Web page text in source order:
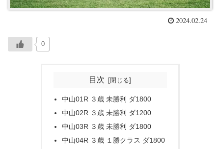
2024.02.24
0
目次
中山01R ３歳 未勝利 ダ1800
中山02R ３歳 未勝利 ダ1200
中山03R ３歳 未勝利 ダ1800
中山04R ３歳 １勝クラス ダ1800